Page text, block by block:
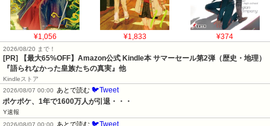
¥1,056 ¥1,833 ¥374
2026/08/20 まで！
[PR]
【最大65%OFF】Amazon公式 Kindle本 サマーセール第2弾（歴史・地理）
『語られなかった皇族たちの真実』他
Kindleストア
2026/08/07 00:00
あとで読む 🐦Tweet
ポケポケ、1年で1600万人が引退・・・
Y速報
2026/08/07 00:00
あとで読む 🐦Tweet